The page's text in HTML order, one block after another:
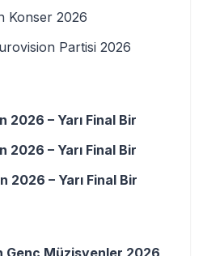
Konser 2026
Partisi 2026
2026 – Yarı Final Bir
2026 – Yarı Final Bir
2026 – Yarı Final Bir